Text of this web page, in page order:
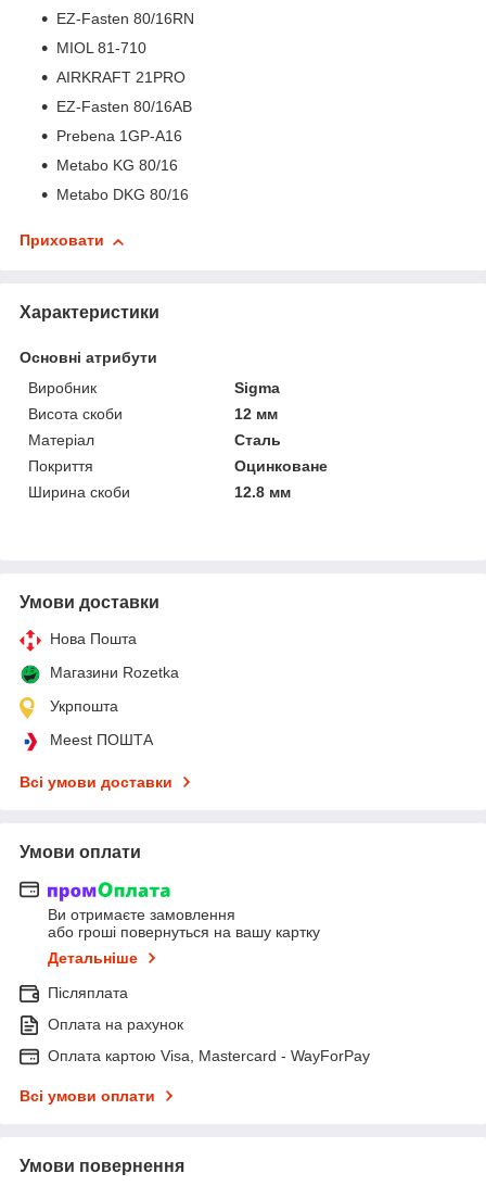
EZ-Fasten 80/16RN
MIOL 81-710
AIRKRAFT 21PRO
EZ-Fasten 80/16AB
Prebena 1GP-A16
Metabo KG 80/16
Metabo DKG 80/16
Приховати
Характеристики
Основні атрибути
Виробник
Sigma
Висота скоби
12 мм
Матеріал
Сталь
Покриття
Оцинковане
Ширина скоби
12.8 мм
Умови доставки
Нова Пошта
Магазини Rozetka
Укрпошта
Meest ПОШТА
Всі умови доставки
Умови оплати
Ви отримаєте замовлення
або гроші повернуться на вашу картку
Детальніше
Післяплата
Оплата на рахунок
Оплата картою Visa, Mastercard - WayForPay
Всі умови оплати
Умови повернення